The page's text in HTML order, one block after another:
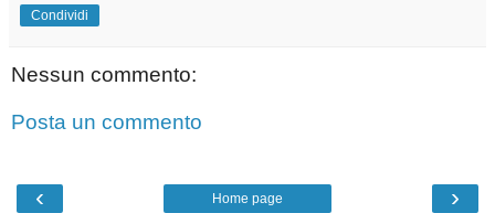
Condividi
Nessun commento:
Posta un commento
‹ ›
Home page